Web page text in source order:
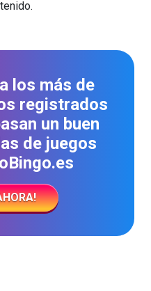
los más de
registrados
un buen
de juegos